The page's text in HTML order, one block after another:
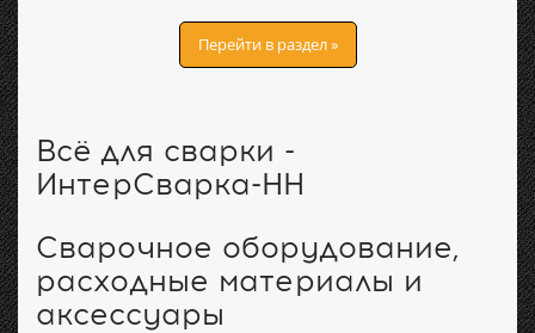
Перейти в раздел »
Всё для сварки -
ИнтерСварка-НН
Сварочное оборудование,
расходные материалы и
аксессуары